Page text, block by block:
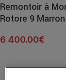
Remontoir à
Rotore 9
6 400.00€